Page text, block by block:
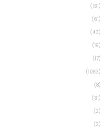
(131)
(61)
(43)
(19)
(17)
(1083)
(8)
(31)
(2)
(2)